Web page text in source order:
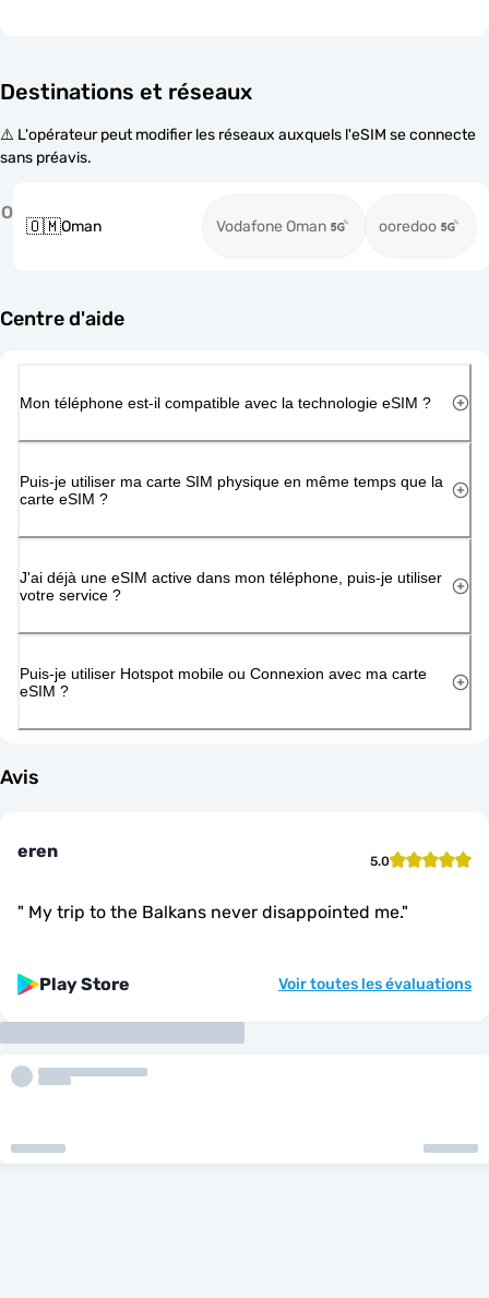
Destinations et réseaux
⚠️ L'opérateur peut modifier les réseaux auxquels l'eSIM se connecte
sans préavis.
O
🇴🇲Oman Vodafone Oman ooredoo
Centre d'aide
Mon téléphone est-il compatible avec la technologie eSIM ?
Puis-je utiliser ma carte SIM physique en même temps que la
carte eSIM ?
J'ai déjà une eSIM active dans mon téléphone, puis-je utiliser
votre service ?
Puis-je utiliser Hotspot mobile ou Connexion avec ma carte
eSIM ?
Avis
eren 5.0
" My trip to the Balkans never disappointed me."
Play Store Voir toutes les évaluations